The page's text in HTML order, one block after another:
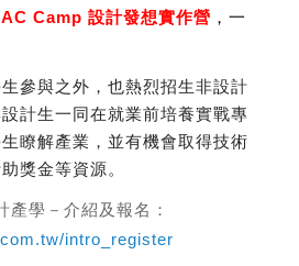
Camp 設計發想實作營 ，一
參與之外，也熱烈招生非設計
計生一同在就業前培養實戰專
瞭解產業，並有機會取得技術
獎金等資源。
產學－介紹及報名：
intro_register